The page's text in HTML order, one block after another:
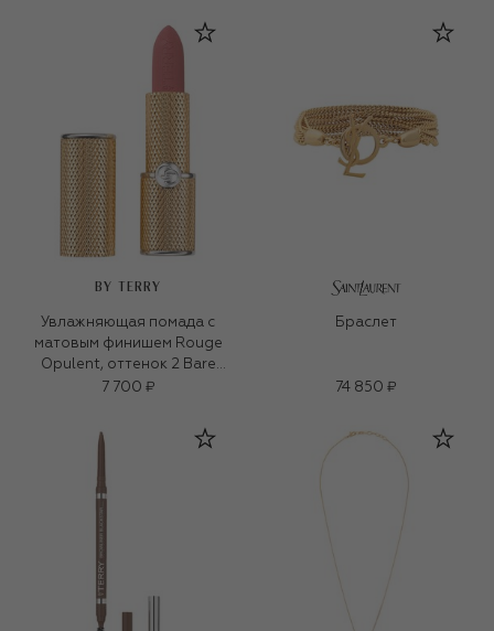
BY TERRY
Увлажняющая помада с
матовым финишем Rouge
Opulent, оттенок 2 Bare
Velvet (3,5g)
7 700 ₽
Браслет
74 850 ₽